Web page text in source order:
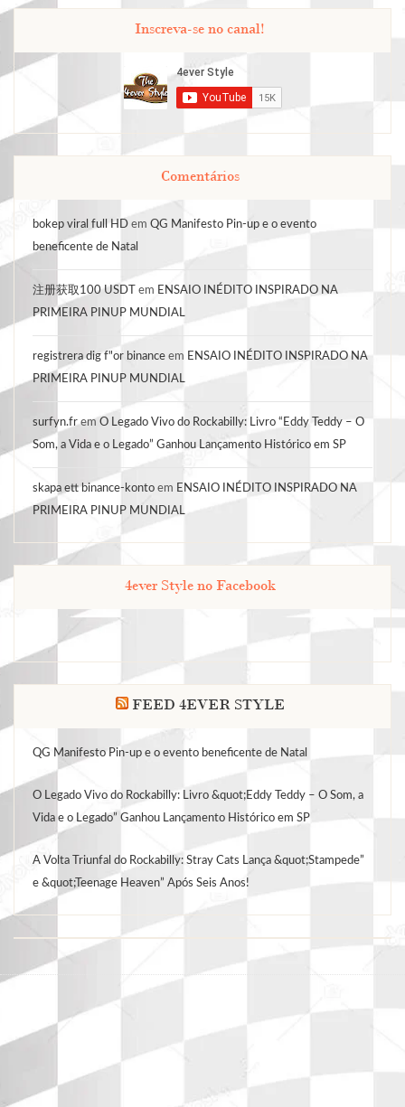
Inscreva-se no canal!
Comentários
bokep viral full HD em QG Manifesto Pin-up e o evento
beneficente de Natal
注册获取100 USDT em ENSAIO INÉDITO INSPIRADO NA
PRIMEIRA PINUP MUNDIAL
registrera dig f"or binance em ENSAIO INÉDITO INSPIRADO NA
PRIMEIRA PINUP MUNDIAL
surfyn.frem O Legado Vivo do Rockabilly: Livro “Eddy Teddy – O
Som, a Vida e o Legado” Ganhou Lançamento Histórico em SP
skapa ett binance-konto em ENSAIO INÉDITO INSPIRADO NA
PRIMEIRA PINUP MUNDIAL
4ever Style no Facebook
FEED 4EVER STYLE
QG Manifesto Pin-up e o evento beneficente de Natal
O Legado Vivo do Rockabilly: Livro &quot;Eddy Teddy – O Som, a
Vida e o Legado” Ganhou Lançamento Histórico em SP
A Volta Triunfal do Rockabilly: Stray Cats Lança &quot;Stampede”
e &quot;Teenage Heaven” Após Seis Anos!